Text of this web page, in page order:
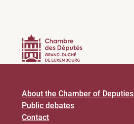
About the Chamber of Deputies
Public debates
Contact